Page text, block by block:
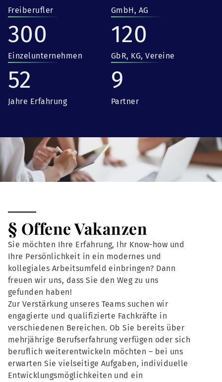
Freiberufler GmbH, AG
300
Einzelunternehmen
120
GbR, KG, Vereine
52
Jahre Erfahrung
9
Partner
§ Offene Vakanzen
Sie möchten Ihre Erfahrung, Ihr Know-how und
Ihre Persönlichkeit in ein modernes und
kollegiales Arbeitsumfeld einbringen? Dann
freuen wir uns, dass Sie den Weg zu uns
gefunden haben!
Zur Verstärkung unseres Teams suchen wir
engagierte und qualifizierte Fachkräfte in
verschiedenen Bereichen. Ob Sie bereits über
mehrjährige Berufserfahrung verfügen oder sich
beruflich weiterentwickeln möchten – bei uns
erwarten Sie vielseitige Aufgaben, individuelle
Entwicklungsmöglichkeiten und ein